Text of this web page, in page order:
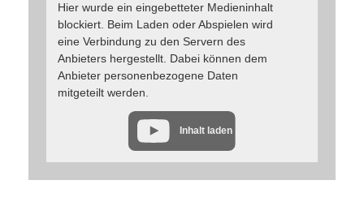
Hier wurde ein eingebetteter Medieninhalt
blockiert. Beim Laden oder Abspielen wird
eine Verbindung zu den Servern des
Anbieters hergestellt. Dabei können dem
Anbieter personenbezogene Daten
mitgeteilt werden.
Inhalt laden